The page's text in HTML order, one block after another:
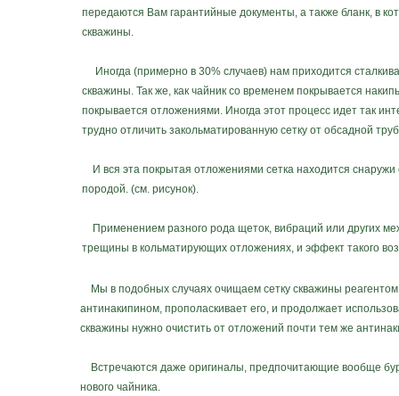
передаются Вам гарантийные документы, а также бланк, в
скважины.
Иногда (примерно в 30% случаев) нам приходится
скважины. Так же, как чайник со временем покрывается
покрывается отложениями. Иногда этот процесс идет так
трудно отличить закольматированную сетку от обсадной
И вся эта покрытая отложениями сетка находится
породой. (см. рисунок).
Применением разного рода щеток, вибраций или других
трещины в кольматирующих отложениях, и эффект такого
Мы в подобных случаях очищаем сетку скважины реагентом.
антинакипином, прополаскивает его, и продолжает
скважины нужно очистить от отложений почти тем же
Встречаются даже оригиналы, предпочитающие вообще
нового чайника.